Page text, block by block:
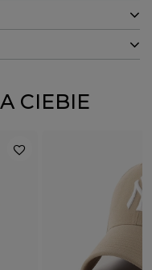
CIEBIE